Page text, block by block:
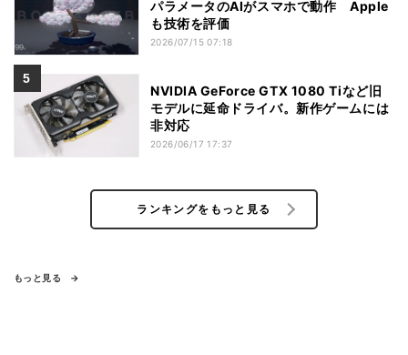
パラメータのAIがスマホで動作 Apple
も技術を評価
2026/07/15 07:18
NVIDIA GeForce GTX 1080 Tiなど旧
モデルに延命ドライバ。新作ゲームには
非対応
2026/06/17 17:37
ランキングをもっと見る
もっと見る